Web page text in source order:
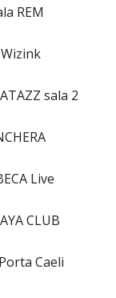
REM
sala 2
Live
CLUB
Caeli